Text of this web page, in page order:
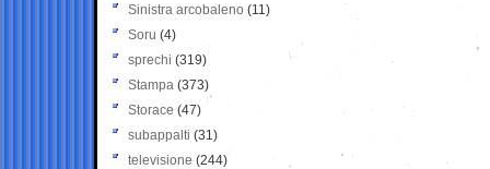
Sinistra arcobaleno (11)
Soru (4)
sprechi (319)
Stampa (373)
Storace (47)
subappalti (31)
televisione(244)